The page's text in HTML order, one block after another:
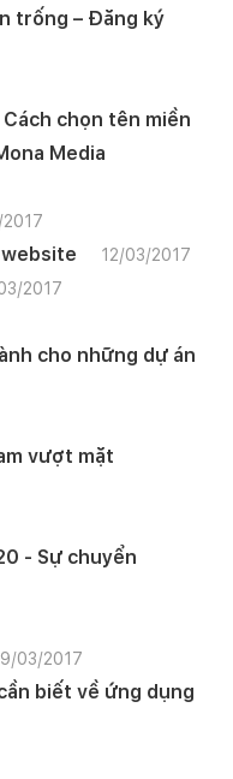
trống – Đăng ký
chọn tên miền
Media
12/03/2017
2017
cho những dự án
vượt mặt
- Sự chuyển
03/2017
biết về ứng dụng